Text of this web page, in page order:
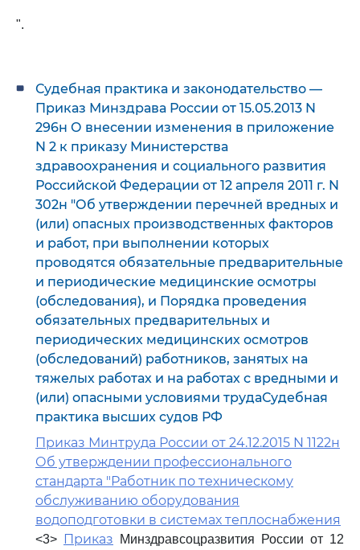
".
Судебная практика и законодательство —
Приказ Минздрава России от 15.05.2013 N
296н О внесении изменения в приложение
N 2 к приказу Министерства
здравоохранения и социального развития
Российской Федерации от 12 апреля 2011 г. N
302н "Об утверждении перечней вредных и
(или) опасных производственных факторов
и работ, при выполнении которых
проводятся обязательные предварительные
и периодические медицинские осмотры
(обследования), и Порядка проведения
обязательных предварительных и
периодических медицинских осмотров
(обследований) работников, занятых на
тяжелых работах и на работах с вредными и
(или) опасными условиями трудаСудебная
практика высших судов РФ
Приказ Минтруда России от 24.12.2015 N 1122н
Об утверждении профессионального
стандарта "Работник по техническому
обслуживанию оборудования
водоподготовки в системах теплоснабжения
<3> Приказ Минздравсоцразвития России от 12